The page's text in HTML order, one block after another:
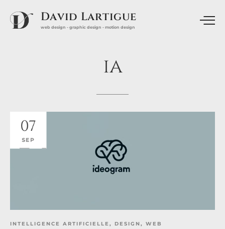
David Lartigue
web design - graphic design - motion design
ia
07
SEP
INTELLIGENCE ARTIFICIELLE, DESIGN, WEB